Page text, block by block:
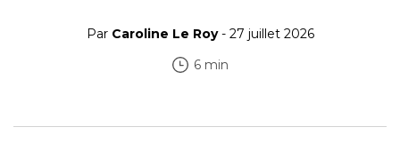
Par Caroline Le Roy- 27 juillet 2026
6 min